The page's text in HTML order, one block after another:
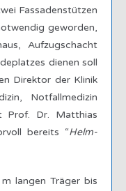
Fassadenstützen
geworden,
Aufzugschacht
dienen soll
Direktor der Klinik
Notfallmedizin
Prof. Dr. Matthias
bereits “Helm-
langen Träger bis